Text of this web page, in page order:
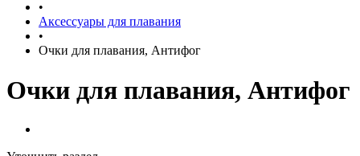
•
Аксессуары для плавания
•
Очки для плавания, Антифог
Очки для плавания, Антифог